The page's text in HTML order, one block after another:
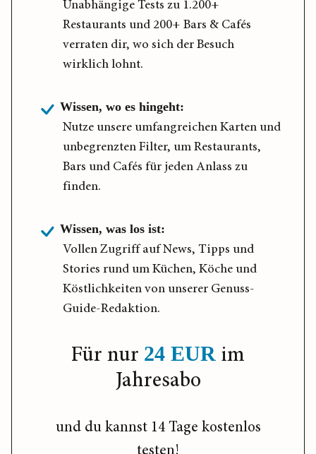
Unabhängige Tests zu 1.200+
Restaurants und 200+ Bars & Cafés
verraten dir, wo sich der Besuch
wirklich lohnt.
Wissen, wo es hingeht:
Nutze unsere umfangreichen Karten und
unbegrenzten Filter, um Restaurants,
Bars und Cafés für jeden Anlass zu
finden.
Wissen, was los ist:
Vollen Zugriff auf News, Tipps und
Stories rund um Küchen, Köche und
Köstlichkeiten von unserer Genuss-
Guide-Redaktion.
Für nur 24 EUR im
Jahresabo
und du kannst 14 Tage kostenlos